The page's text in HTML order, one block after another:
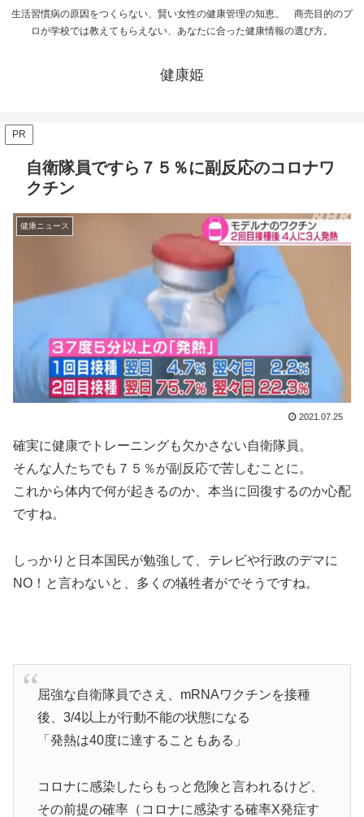
生活習慣病の原因をつくらない、賢い女性の健康管理の知恵。 商売目的のプ
ロが学校では教えてもらえない、あなたに合った健康情報の選び方。
健康姫
PR
自衛隊員ですら７５％に副反応のコロナワ
クチン
健康ニュース
2021.07.25
確実に健康でトレーニングも欠かさない自衛隊員。
そんな人たちでも７５％が副反応で苦しむことに。
これから体内で何が起きるのか、本当に回復するのか心配
ですね。
しっかりと日本国民が勉強して、テレビや行政のデマに
NO！と言わないと、多くの犠牲者がでそうですね。
屈強な自衛隊員でさえ、mRNAワクチンを接種
後、3/4以上が行動不能の状態になる
「発熱は40度に達することもある」
コロナに感染したらもっと危険と言われるけど、
その前提の確率（コロナに感染する確率X発症す